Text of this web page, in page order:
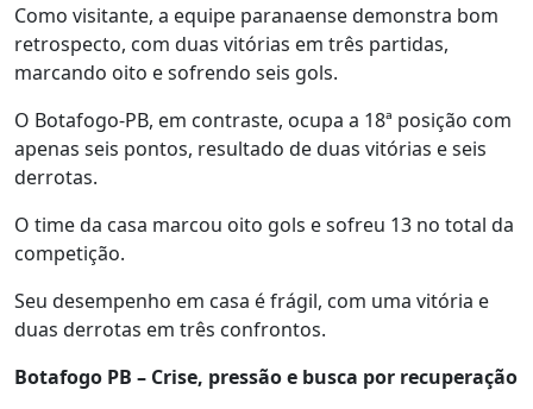
Como visitante, a equipe paranaense demonstra bom
retrospecto, com duas vitórias em três partidas,
marcando oito e sofrendo seis gols.
O Botafogo-PB, em contraste, ocupa a 18ª posição com
apenas seis pontos, resultado de duas vitórias e seis
derrotas.
O time da casa marcou oito gols e sofreu 13 no total da
competição.
Seu desempenho em casa é frágil, com uma vitória e
duas derrotas em três confrontos.
Botafogo PB – Crise, pressão e busca por recuperação